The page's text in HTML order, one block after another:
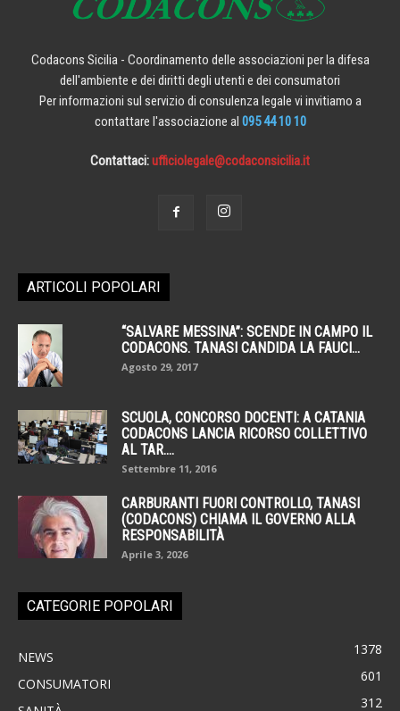
Codacons Sicilia - Coordinamento delle associazioni per la difesa
dell'ambiente e dei diritti degli utenti e dei consumatori
Per informazioni sul servizio di consulenza legale vi invitiamo a
contattare l'associazione al 095 44 10 10
Contattaci:ufficiolegale@codaconsicilia.it
ARTICOLI POPOLARI
“SALVARE MESSINA”: SCENDE IN CAMPO IL
CODACONS. TANASI CANDIDA LA FAUCI...
Agosto 29, 2017
SCUOLA, CONCORSO DOCENTI: A CATANIA
CODACONS LANCIA RICORSO COLLETTIVO
AL TAR....
Settembre 11, 2016
CARBURANTI FUORI CONTROLLO, TANASI
(CODACONS) CHIAMA IL GOVERNO ALLA
RESPONSABILITÀ
Aprile 3, 2026
CATEGORIE POPOLARI
NEWS 1378
CONSUMATORI 601
312